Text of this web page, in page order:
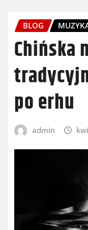
BLOG
Chińska
po erhu
admin